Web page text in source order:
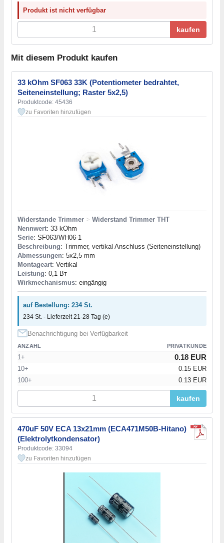
Produkt ist nicht verfügbar
kaufen
Mit diesem Produkt kaufen
33 kOhm SF063 33K (Potentiometer bedrahtet,
Seiteneinstellung; Raster 5x2,5)
Produktcode: 45436
zu Favoriten hinzufügen
Widerstande Trimmer > Widerstand Trimmer THT
Nennwert: 33 kOhm
Serie: SF063/WH06-1
Beschreibung: Trimmer, vertikal Anschluss (Seiteneinstellung)
Abmessungen: 5x2,5 mm
Montageart: Vertikal
Leistung: 0,1 Вт
Wirkmechanismus: eingängig
auf Bestellung: 234 St.
234 St. - Lieferzeit 21-28 Tag (e)
Benachrichtigung bei Verfügbarkeit
ANZAHL PRIVATKUNDE
1+ 0.18 EUR
10+
0.15 EUR
100+
0.13 EUR
kaufen
470uF 50V ECA 13x21mm (ECA471M50B-Hitano)
(Elektrolytkondensator)
Produktcode: 33094
zu Favoriten hinzufügen